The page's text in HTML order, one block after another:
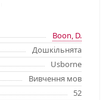
Boon, D.
Дошкільнята
Usborne
Вивчення мов
52